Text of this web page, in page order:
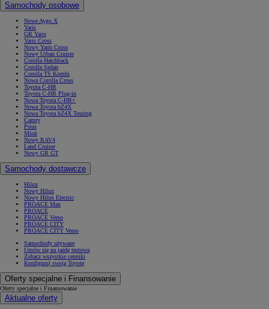
Samochody osobowe
Nowe Aygo X
Yaris
GR Yaris
Yaris Cross
Nowy Yaris Cross
Nowy Urban Cruiser
Corolla Hatchback
Corolla Sedan
Corolla TS Kombi
Nowa Corolla Cross
Toyota C-HR
Toyota C-HR Plug-in
Nowa Toyota C-HR+
Nowa Toyota bZ4X
Nowa Toyota bZ4X Touring
Camry
Prius
Mirai
Nowy RAV4
Land Cruiser
Nowy GR GT
Samochody dostawcze
Hilux
Nowy Hilux
Nowy Hilux Electric
PROACE Max
PROACE
PROACE Verso
PROACE CITY
PROACE CITY Verso
Samochody używane
Umów się na jazdę testową
Zobacz wszystkie cenniki
Konfiguruj swoją Toyotę
Oferty specjalne i Finansowanie
Oferty specjalne i Finansowanie
Aktualne oferty